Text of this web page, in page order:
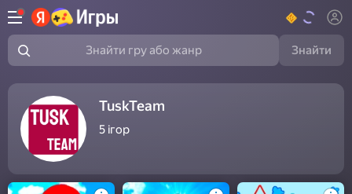
Знайти гру або жанр Знайти
TuskTeam
5 ігор